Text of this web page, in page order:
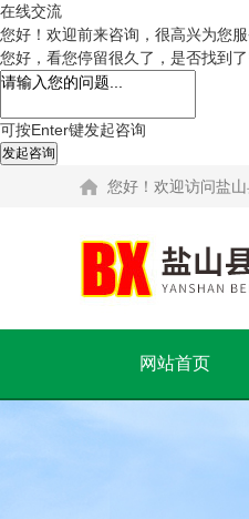
在线交流
您好！欢迎前来咨询，很高兴为您
您好，看您停留很久了，是否找到
可按Enter键发起咨询
发起咨询
您好！欢迎访问盐
网站首页